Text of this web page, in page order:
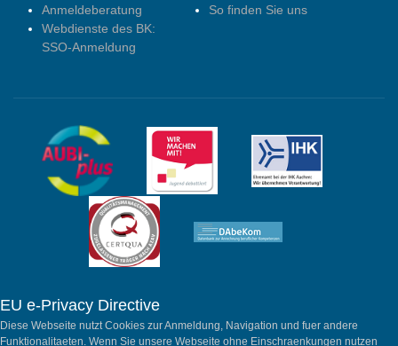
Anmeldeberatung
Webdienste des BK:
SSO-Anmeldung
So finden Sie uns
EU e-Privacy Directive
Diese Webseite nutzt Cookies zur Anmeldung, Navigation und fuer andere
Funktionalitaeten. Wenn Sie unsere Webseite ohne Einschraenkungen nutzen